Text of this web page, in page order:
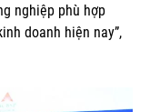
nghiệp phù hợp
doanh hiện nay”,